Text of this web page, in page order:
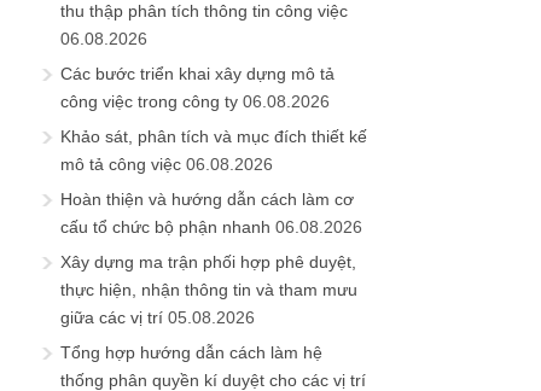
thu thập phân tích thông tin công việc
06.08.2026
Các bước triển khai xây dựng mô tả
công việc trong công ty 06.08.2026
Khảo sát, phân tích và mục đích thiết kế
mô tả công việc 06.08.2026
Hoàn thiện và hướng dẫn cách làm cơ
cấu tổ chức bộ phận nhanh 06.08.2026
Xây dựng ma trận phối hợp phê duyệt,
thực hiện, nhận thông tin và tham mưu
giữa các vị trí 05.08.2026
Tổng hợp hướng dẫn cách làm hệ
thống phân quyền kí duyệt cho các vị trí